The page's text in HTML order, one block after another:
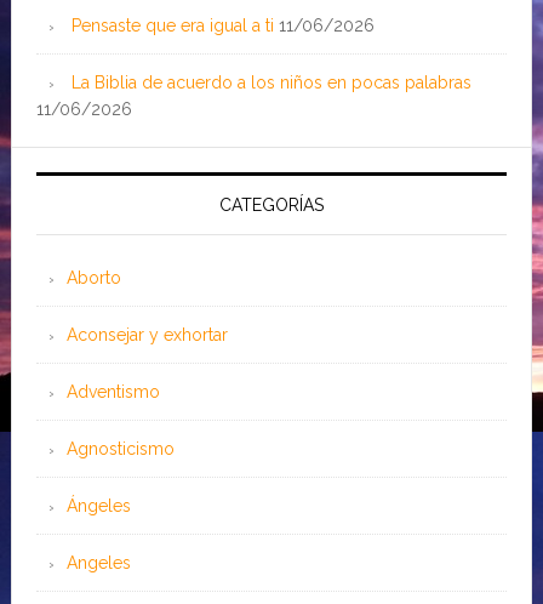
Pensaste que era igual a ti 11/06/2026
La Biblia de acuerdo a los niños en pocas palabras
11/06/2026
CATEGORÍAS
Aborto
Aconsejar y exhortar
Adventismo
Agnosticismo
Ángeles
Angeles